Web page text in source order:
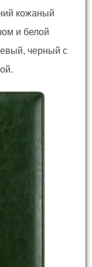
кожаный
и белой
черный с